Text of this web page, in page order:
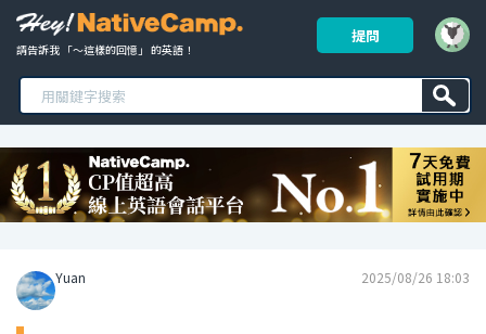
請告訴我 「～這樣的回憶」 的英語！
提問
Yuan 2025/08/26 18:03